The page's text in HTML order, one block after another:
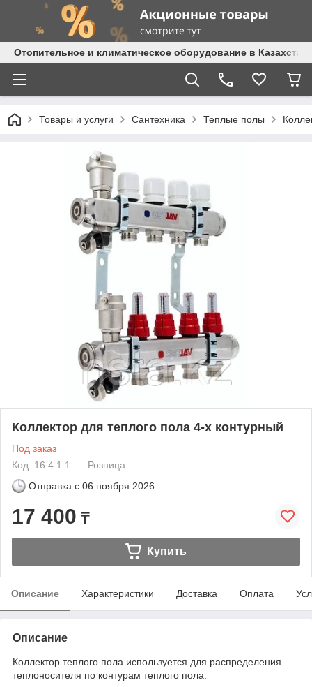
Отопительное и климатическое оборудование в
Товары и услуги Сантехника Теплые полы
Коллектор для теплого пола 4-х контурный
Под заказ
Код: 16.4.1.1
Розница
Отправка с 06 ноября 2026
17 400 ₸
Купить
Описание Характеристики Доставка Оплата
Описание
Коллектор теплого пола используется для распределения
теплоносителя по контурам теплого пола.